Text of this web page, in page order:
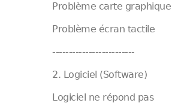
Problème carte graphique
Problème écran tactile
-------------------------
2. Logiciel (Software)
Logiciel ne répond pas